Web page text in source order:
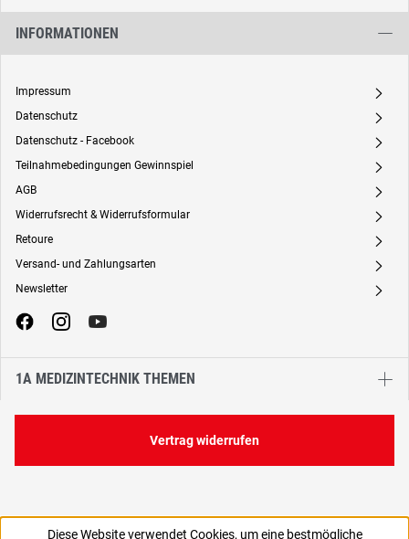
INFORMATIONEN
Impressum A
Datenschutz A
Datenschutz - Facebook A
Teilnahmebedingungen Gewinnspiel A
AGB A
Widerrufsrecht & Widerrufsformular A
Retoure A
Versand- und Zahlungsarten A
Newsletter A
1A MEDIZINTECHNIK THEMEN
Vertrag widerrufen
Diese Website verwendet Cookies, um eine bestmögliche